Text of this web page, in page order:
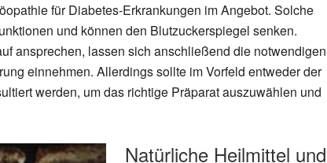
für Diabetes-Erkrankungen im Angebot. Solche
und können den Blutzuckerspiegel senken.
ansprechen, lassen sich anschließend die notwendigen
einnehmen. Allerdings sollte im Vorfeld entweder der
werden, um das richtige Präparat auszuwählen und
Natürliche Heilmittel und